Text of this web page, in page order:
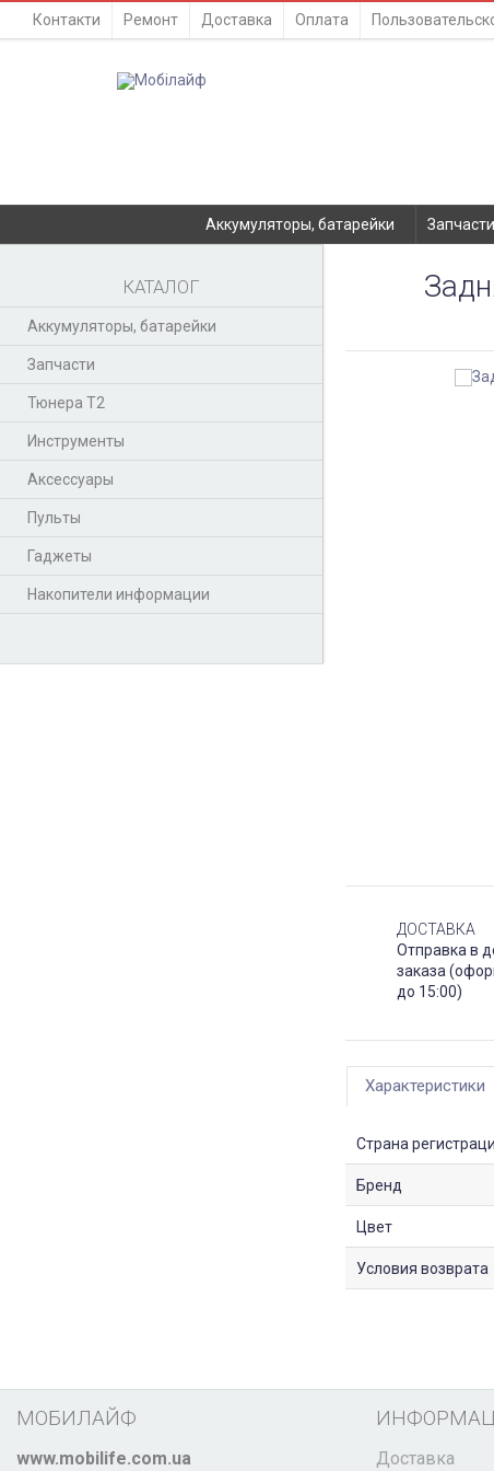
Контакти Ремонт Доставка Оплата
Аккумуляторы, батарейки Запчасти
КАТАЛОГ
Аккумуляторы, батарейки
Запчасти
Тюнера T2
Инструменты
Аксессуары
Пульты
Гаджеты
Накопители информации
ДОСТАВКА
Отправка в
заказа
до 15:00)
Характеристики
Страна
Бренд
Цвет
Условия возврата
МОБИЛАЙФ
www.mobilife.com.ua Доставка